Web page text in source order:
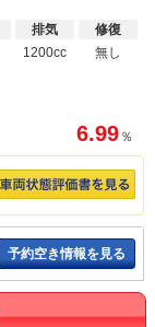
排気
1200cc
修復
無し
6.99 ％
予約空き情報を見る